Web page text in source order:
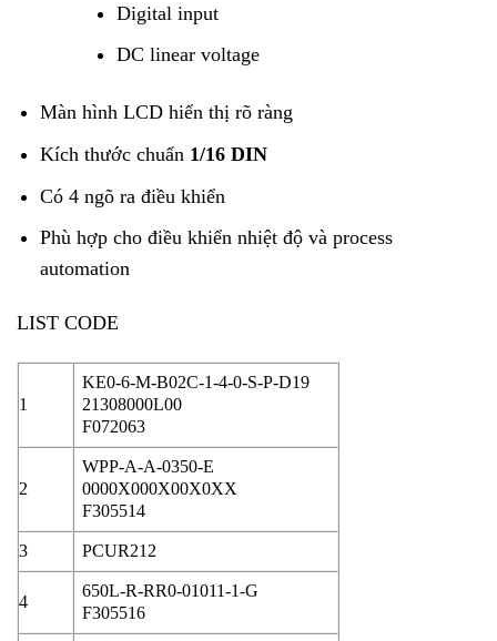
Digital input
DC linear voltage
Màn hình LCD hiển thị rõ ràng
Kích thước chuẩn 1/16 DIN
Có 4 ngõ ra điều khiển
Phù hợp cho điều khiển nhiệt độ và process
automation
LIST CODE
1
KE0-6-M-B02C-1-4-0-S-P-D19
21308000L00
F072063
2
WPP-A-A-0350-E
0000X000X00X0XX
F305514
3 PCUR212
4
650L-R-RR0-01011-1-G
F305516